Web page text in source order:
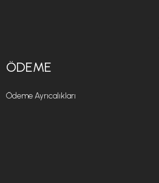
ÖDEME
Ödeme Ayrıcalıkları